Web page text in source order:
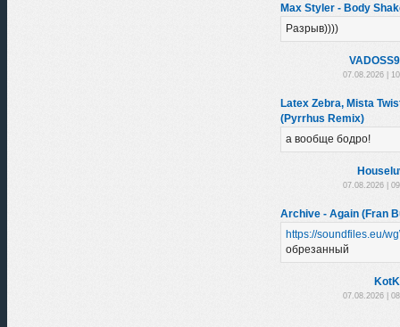
Max Styler - Body
Разрыв))))
07.08.2026 |
Latex Zebra, Mista
(Pyrrhus Remix)
а вообще бодро!
07.08.2026 |
Archive - Again (Fran
https://soundfiles.eu/
обрезанный
07.08.2026 |